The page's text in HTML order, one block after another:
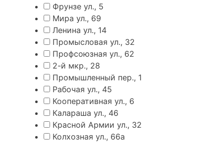
Фрунзе ул., 5
Мира ул., 69
Ленина ул., 14
Промысловая ул., 32
Профсоюзная ул., 62
2-й мкр., 28
Промышленный пер., 1
Рабочая ул., 45
Кооперативная ул., 6
Калараша ул., 46
Красной Армии ул., 32
Колхозная ул., 66а